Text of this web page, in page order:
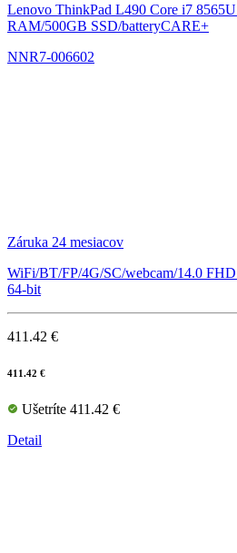
Lenovo ThinkPad L490 Core i7
RAM/500GB SSD/batteryCARE+
NNR7-006602
Záruka 24 mesiacov
WiFi/BT/FP/4G/SC/webcam/14.0
64-bit
411.42 €
411.42 €
Ušetríte 411.42 €
Detail